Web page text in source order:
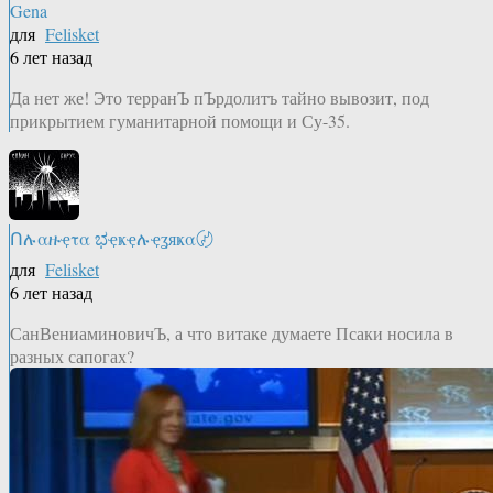
Gena
для Felisket
6 лет назад
Да нет же! Это терранЪ пЪрдолитъ тайно вывозит, под
прикрытием гуманитарной помощи и Су-35.
Ոሉαዙҿτα ಭҿҝҿሉҿʓяҝα〄
для Felisket
6 лет назад
СанВениаминовичЪ, а что витаке думаете Псаки носила в
разных сапогах?